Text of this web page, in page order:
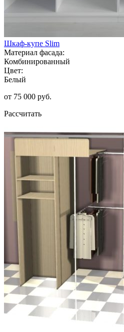
Шкаф-купе Slim
Материал фасада:
Комбинированный
Цвет:
Белый
от 75 000 руб.
Рассчитать